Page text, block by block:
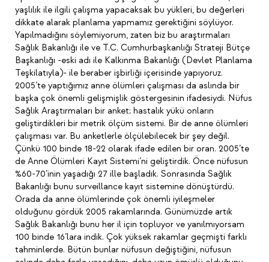
yaşlılık ile ilgili çalışma yapacaksak bu yükleri, bu değerleri
dikkate alarak planlama yapmamız gerektiğini söylüyor.
Yapılmadığını söylemiyorum, zaten biz bu araştırmaları
Sağlık Bakanlığı ile ve T.C. Cumhurbaşkanlığı Strateji Bütçe
Başkanlığı -eski adı ile Kalkınma Bakanlığı (Devlet Planlama
Teşkilatıyla)- ile beraber işbirliği içerisinde yapıyoruz.
2005’te yaptığımız anne ölümleri çalışması da aslında bir
başka çok önemli gelişmişlik göstergesinin ifadesiydi. Nüfus
Sağlık Araştırmaları bir anket; hastalık yükü onların
geliştirdikleri bir metrik ölçüm sistemi. Bir de anne ölümleri
çalışması var. Bu anketlerle ölçülebilecek bir şey değil.
Çünkü 100 binde 18-22 olarak ifade edilen bir oran. 2005’te
de Anne Ölümleri Kayıt Sistemi’ni geliştirdik. Önce nüfusun
%60-70’inin yaşadığı 27 ille başladık. Sonrasında Sağlık
Bakanlığı bunu surveillance kayıt sistemine dönüştürdü.
Orada da anne ölümlerinde çok önemli iyileşmeler
olduğunu gördük 2005 rakamlarında. Günümüzde artık
Sağlık Bakanlığı bunu her il için topluyor ve yanılmıyorsam
100 binde 16’lara indik. Çok yüksek rakamlar geçmişti farklı
tahminlerde. Bütün bunlar nüfusun değiştiğini, nüfusun